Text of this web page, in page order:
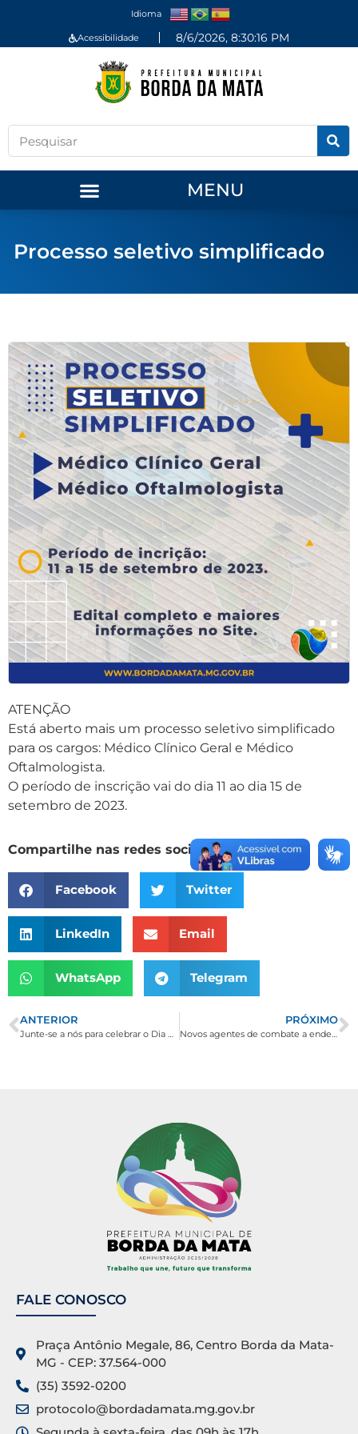
Idioma
Acessibilidade 8/6/2026, 8:30:16 PM
MENU
Processo seletivo simplificado
ATENÇÃO
Está aberto mais um processo seletivo simplificado
para os cargos: Médico Clínico Geral e Médico
Oftalmologista.
O período de inscrição vai do dia 11 ao dia 15 de
setembro de 2023.
Compartilhe nas redes sociais
Facebook Twitter
LinkedIn Email
WhatsApp Telegram
ANTERIOR PRÓXIMO
FALE CONOSCO
Praça Antônio Megale, 86, Centro Borda da Mata-
MG - CEP: 37.564-000
(35) 3592-0200
protocolo@bordadamata.mg.gov.br